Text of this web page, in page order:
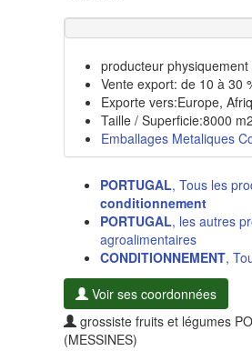
producteur
Vente export: de 10 à 30
Exporte vers:Europe,
Taille / Superficie:8000 m2
Emballages Metaliques
PORTUGAL, Tous les
conditionnement
PORTUGAL, les autres
agroalimentaires
CONDITIONNEMENT,
Voir ses coordonnées
grossiste fruits et légumes
(MESSINES)